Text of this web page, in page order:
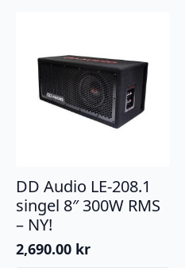
DD Audio LE-208.1
singel 8″ 300W RMS
– NY!
2,690.00 kr